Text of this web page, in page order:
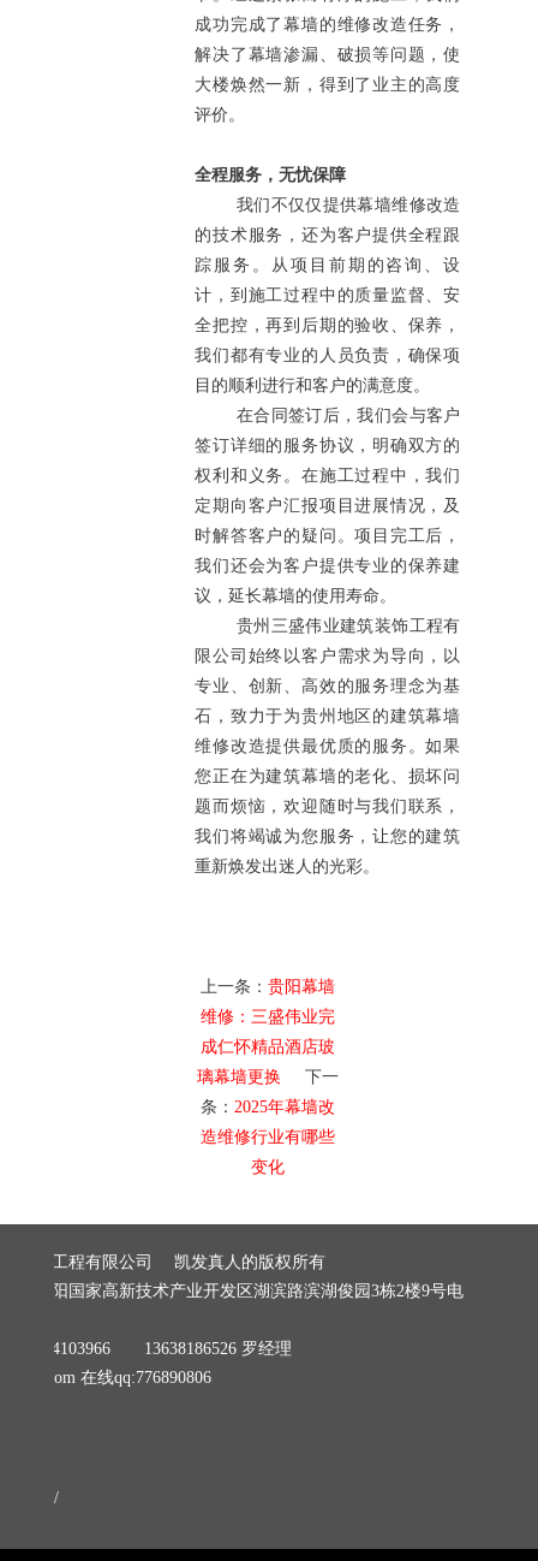
成功完成了幕墙的维修改造任务，
解决了幕墙渗漏、破损等问题，使
大楼焕然一新，得到了业主的高度
评价。
全程服务，无忧保障
我们不仅仅提供幕墙维修改造
的技术服务，还为客户提供全程跟
踪服务。从项目前期的咨询、设
计，到施工过程中的质量监督、安
全把控，再到后期的验收、保养，
我们都有专业的人员负责，确保项
目的顺利进行和客户的满意度。
在合同签订后，我们会与客户
签订详细的服务协议，明确双方的
权利和义务。在施工过程中，我们
定期向客户汇报项目进展情况，及
时解答客户的疑问。项目完工后，
我们还会为客户提供专业的保养建
议，延长幕墙的使用寿命。
贵州三盛伟业建筑装饰工程有
限公司始终以客户需求为导向，以
专业、创新、高效的服务理念为基
石，致力于为贵州地区的建筑幕墙
维修改造提供最优质的服务。如果
您正在为建筑幕墙的老化、损坏问
题而烦恼，欢迎随时与我们联系，
我们将竭诚为您服务，让您的建筑
重新焕发出迷人的光彩。
上一条： 贵阳幕墙
维修：三盛伟业完
成仁怀精品酒店玻
璃幕墙更换 下一
条： 2025年幕墙改
造维修行业有哪些
变化
筑装饰工程有限公司 凯发真人的版权所有
市贵阳国家高新技术产业开发区湖滨路滨湖俊园3栋2楼9号电
18184103966 13638186526 罗经理
在线qq:776890806
/